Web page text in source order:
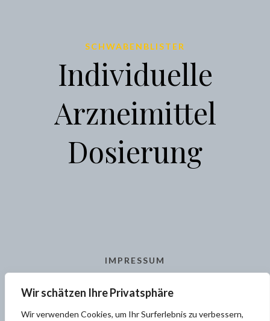
Wir schätzen Ihre Privatsphäre
Wir verwenden Cookies, um Ihr Surferlebnis zu verbessern,
SCHWABENBLISTER
Individuelle
Arzneimittel
Dosierung
IMPRESSUM
KONTAKT